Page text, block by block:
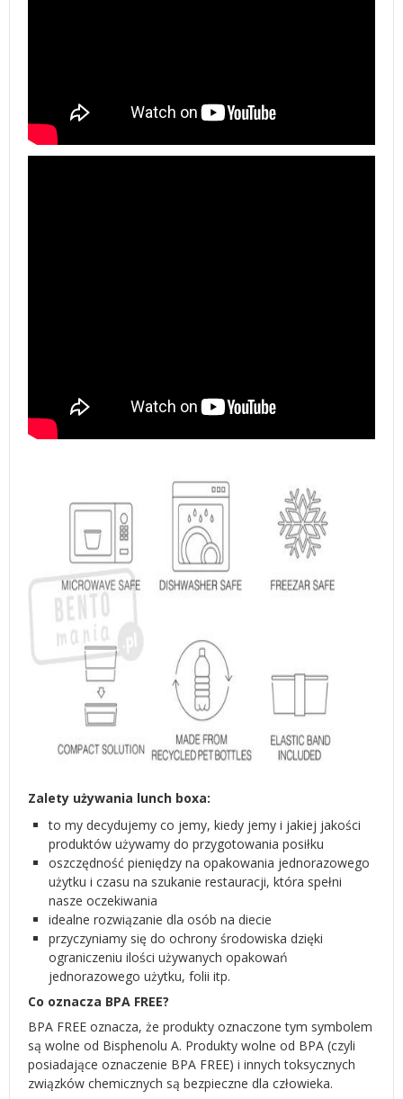
Zalety używania lunch boxa:
to my decydujemy co jemy, kiedy jemy i jakiej jakości
produktów używamy do przygotowania posiłku
oszczędność pieniędzy na opakowania jednorazowego
użytku i czasu na szukanie restauracji, która spełni
nasze oczekiwania
idealne rozwiązanie dla osób na diecie
przyczyniamy się do ochrony środowiska dzięki
ograniczeniu ilości używanych opakowań
jednorazowego użytku, folii itp.
Co oznacza BPA FREE?
BPA FREE oznacza, że produkty oznaczone tym symbolem
są wolne od Bisphenolu A. Produkty wolne od BPA (czyli
posiadające oznaczenie BPA FREE) i innych toksycznych
związków chemicznych są bezpieczne dla człowieka.